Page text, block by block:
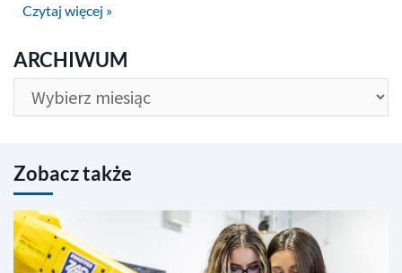
Czytaj więcej »
ARCHIWUM
ARCHIWUM
Zobacz także